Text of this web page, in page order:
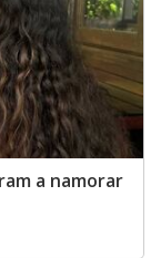
a namorar